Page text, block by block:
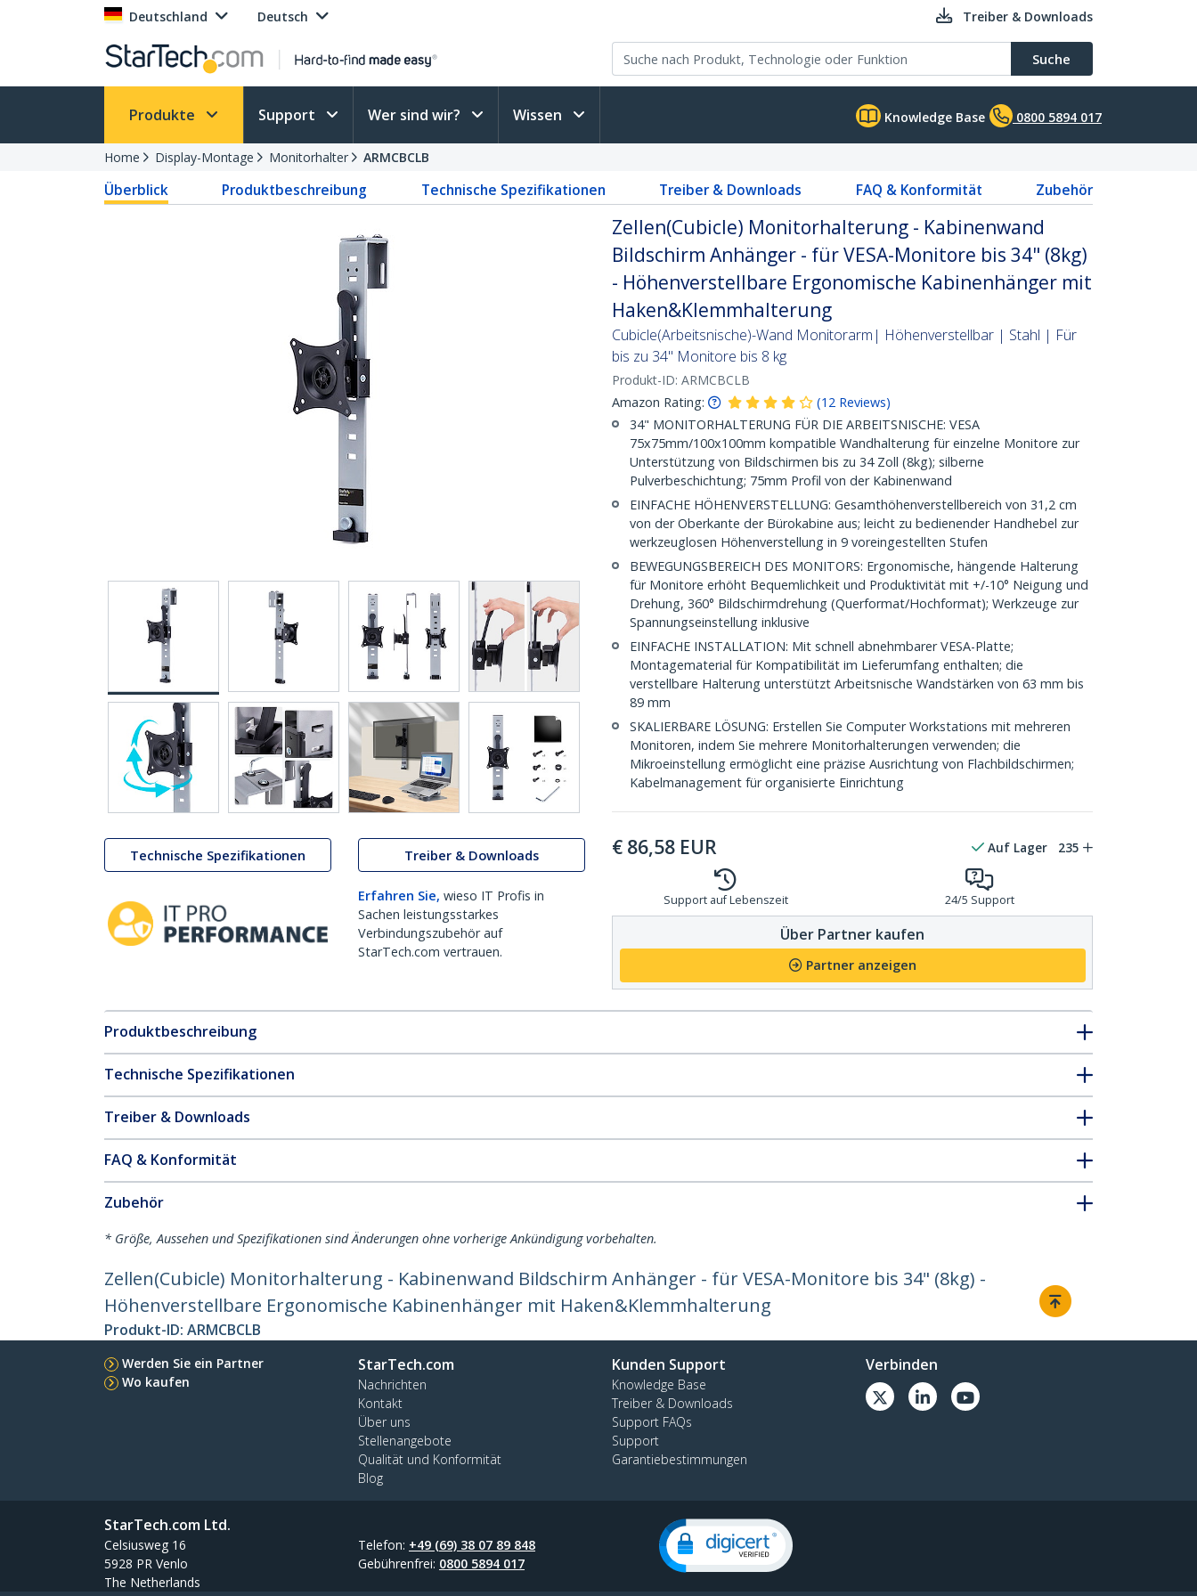
Deutschland Deutsch Treiber & Downloads
Suche
Produkte Support Wer sind wir? Wissen Knowledge Base 0800 5894 017
Home Display-Montage Monitorhalter ARMCBCLB
Überblick Produktbeschreibung Technische Spezifikationen Treiber & Downloads FAQ & Konformität Zubehör
Technische Spezifikationen Treiber & Downloads
Erfahren Sie, wieso IT Profis in
Sachen leistungsstarkes
Verbindungszubehör auf
StarTech.com vertrauen.
Zellen(Cubicle) Monitorhalterung - Kabinenwand
Bildschirm Anhänger - für VESA-Monitore bis 34" (8kg)
- Höhenverstellbare Ergonomische Kabinenhänger mit
Haken&Klemmhalterung
Cubicle(Arbeitsnische)-Wand Monitorarm| Höhenverstellbar | Stahl | Für
bis zu 34" Monitore bis 8 kg
Produkt-ID: ARMCBCLB
Amazon Rating:
(12 Reviews)
34" MONITORHALTERUNG FÜR DIE ARBEITSNISCHE: VESA
75x75mm/100x100mm kompatible Wandhalterung für einzelne Monitore zur
Unterstützung von Bildschirmen bis zu 34 Zoll (8kg); silberne
Pulverbeschichtung; 75mm Profil von der Kabinenwand
EINFACHE HÖHENVERSTELLUNG: Gesamthöhenverstellbereich von 31,2 cm
von der Oberkante der Bürokabine aus; leicht zu bedienender Handhebel zur
werkzeuglosen Höhenverstellung in 9 voreingestellten Stufen
BEWEGUNGSBEREICH DES MONITORS: Ergonomische, hängende Halterung
für Monitore erhöht Bequemlichkeit und Produktivität mit +/-10° Neigung und
Drehung, 360° Bildschirmdrehung (Querformat/Hochformat); Werkzeuge zur
Spannungseinstellung inklusive
EINFACHE INSTALLATION: Mit schnell abnehmbarer VESA-Platte;
Montagematerial für Kompatibilität im Lieferumfang enthalten; die
verstellbare Halterung unterstützt Arbeitsnische Wandstärken von 63 mm bis
89 mm
SKALIERBARE LÖSUNG: Erstellen Sie Computer Workstations mit mehreren
Monitoren, indem Sie mehrere Monitorhalterungen verwenden; die
Mikroeinstellung ermöglicht eine präzise Ausrichtung von Flachbildschirmen;
Kabelmanagement für organisierte Einrichtung
€ 86,58 EUR Auf Lager 235
Support auf Lebenszeit 24/5 Support
Über Partner kaufen
Partner anzeigen
Produktbeschreibung
Technische Spezifikationen
Treiber & Downloads
FAQ & Konformität
Zubehör
* Größe, Aussehen und Spezifikationen sind Änderungen ohne vorherige Ankündigung vorbehalten.
Zellen(Cubicle) Monitorhalterung - Kabinenwand Bildschirm Anhänger - für VESA-Monitore bis 34" (8kg) -
Höhenverstellbare Ergonomische Kabinenhänger mit Haken&Klemmhalterung
Produkt-ID: ARMCBCLB
Werden Sie ein Partner
Wo kaufen
StarTech.com
Nachrichten
Kontakt
Über uns
Stellenangebote
Qualität und Konformität
Blog
Kunden Support
Knowledge Base
Treiber & Downloads
Support FAQs
Support
Garantiebestimmungen
Verbinden
StarTech.com Ltd.
Celsiusweg 16
5928 PR Venlo
The Netherlands
Telefon: +49 (69) 38 07 89 848
Gebührenfrei: 0800 5894 017